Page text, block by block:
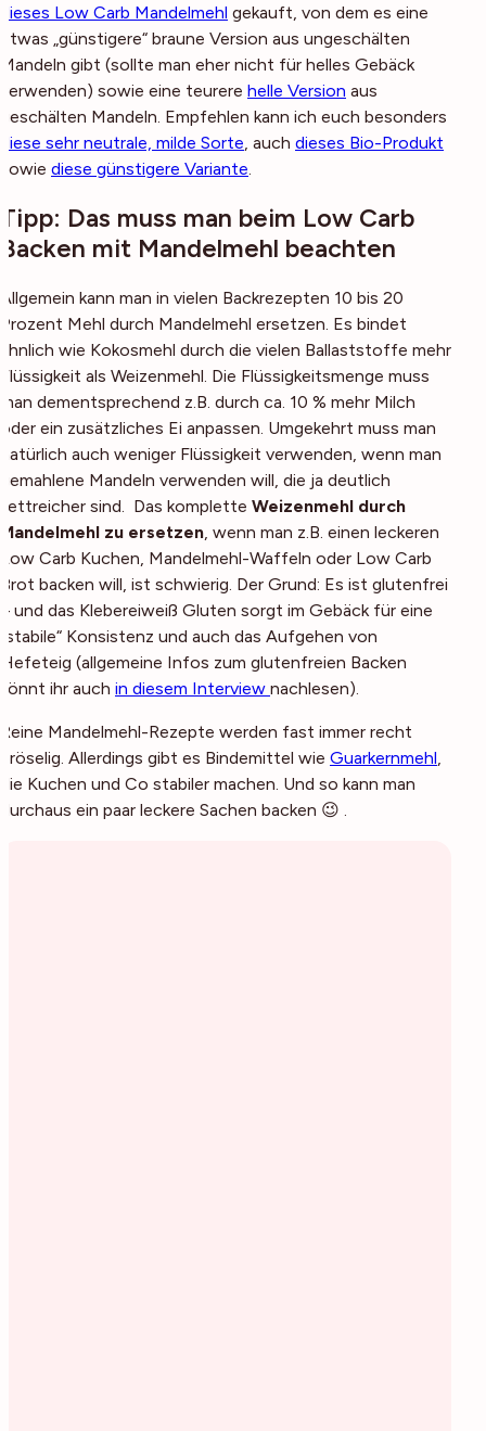
dieses Low Carb Mandelmehl gekauft, von dem es eine
etwas „günstigere“ braune Version aus ungeschälten
Mandeln gibt (sollte man eher nicht für helles Gebäck
verwenden) sowie eine teurere helle Version aus
geschälten Mandeln. Empfehlen kann ich euch besonders
diese sehr neutrale, milde Sorte, auch dieses Bio-Produkt
sowie diese günstigere Variante.
Tipp: Das muss man beim Low Carb
Backen mit Mandelmehl beachten
Allgemein kann man in vielen Backrezepten 10 bis 20
Prozent Mehl durch Mandelmehl ersetzen. Es bindet
ähnlich wie Kokosmehl durch die vielen Ballaststoffe mehr
Flüssigkeit als Weizenmehl. Die Flüssigkeitsmenge muss
man dementsprechend z.B. durch ca. 10 % mehr Milch
oder ein zusätzliches Ei anpassen. Umgekehrt muss man
natürlich auch weniger Flüssigkeit verwenden, wenn man
gemahlene Mandeln verwenden will, die ja deutlich
fettreicher sind. Das komplette Weizenmehl durch
Mandelmehl zu ersetzen, wenn man z.B. einen leckeren
Low Carb Kuchen, Mandelmehl-Waffeln oder Low Carb
Brot backen will, ist schwierig. Der Grund: Es ist glutenfrei
– und das Klebereiweiß Gluten sorgt im Gebäck für eine
„stabile“ Konsistenz und auch das Aufgehen von
Hefeteig (allgemeine Infos zum glutenfreien Backen
könnt ihr auch in diesem Interview nachlesen).
Reine Mandelmehl-Rezepte werden fast immer recht
bröselig. Allerdings gibt es Bindemittel wie Guarkernmehl,
die Kuchen und Co stabiler machen. Und so kann man
durchaus ein paar leckere Sachen backen 😉 .